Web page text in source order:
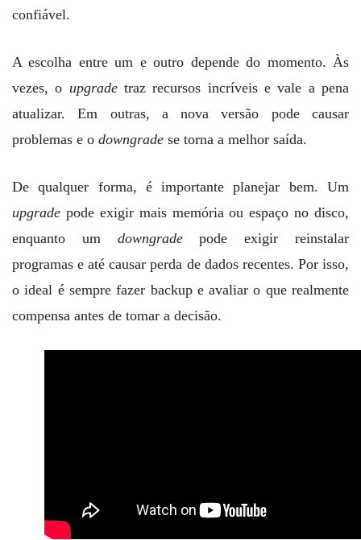
confiável.
A escolha entre um e outro depende do momento. Às
vezes, o upgradetraz recursos incríveis e vale a pena
atualizar. Em outras, a nova versão pode causar
problemas e o downgrade se torna a melhor saída.
De qualquer forma, é importante planejar bem. Um
upgrade pode exigir mais memória ou espaço no disco,
enquanto um downgradepode exigir reinstalar
programas e até causar perda de dados recentes. Por isso,
o ideal é sempre fazer backup e avaliar o que realmente
compensa antes de tomar a decisão.